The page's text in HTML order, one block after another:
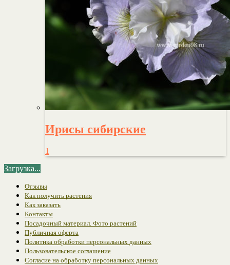
Ирисы сибирские
1
Загрузка...
Отзывы
Как получить растения
Как заказать
Контакты
Посадочный материал. Фото растений
Публичная оферта
Политика обработки персональных данных
Пользовательское соглашение
Согласие на обработку персональных данных